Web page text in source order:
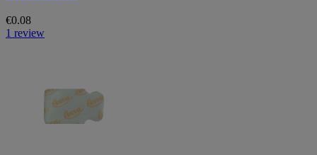
€0.08
1 review